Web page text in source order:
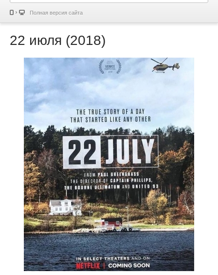
Полная версия сайта
22 июля (2018)